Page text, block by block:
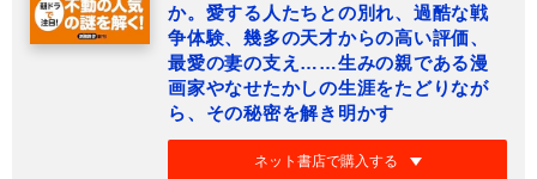
か。愛する人たちとの別れ、過酷な戦
争体験、幾多の天才からの高い評価、
最愛の妻の支え……生みの親である漫
画家やなせたかしの生涯をたどりなが
ら、その秘密を解き明かす
ネット書店で購入する